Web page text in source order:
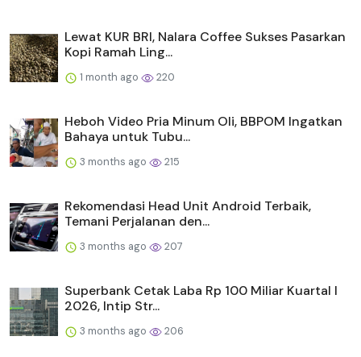
Lewat KUR BRI, Nalara Coffee Sukses Pasarkan
Kopi Ramah Ling...
1 month ago 220
Heboh Video Pria Minum Oli, BBPOM Ingatkan
Bahaya untuk Tubu...
3 months ago 215
Rekomendasi Head Unit Android Terbaik,
Temani Perjalanan den...
3 months ago 207
Superbank Cetak Laba Rp 100 Miliar Kuartal I
2026, Intip Str...
3 months ago 206